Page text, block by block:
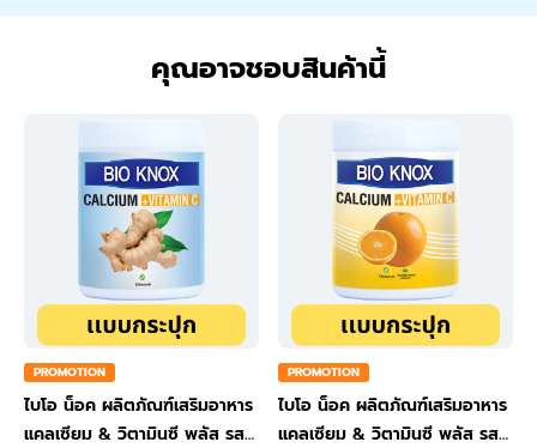
คุณอาจชอบสินค้านี้
PROMOTION
ไบโอ น็อค ผลิตภัณฑ์เสริมอาหาร
แคลเซียม & วิตามินซี พลัส รส
PROMOTION
ไบโอ น็อค ผลิตภัณฑ์เสริมอาหาร
แคลเซียม & วิตามินซี พลัส รส